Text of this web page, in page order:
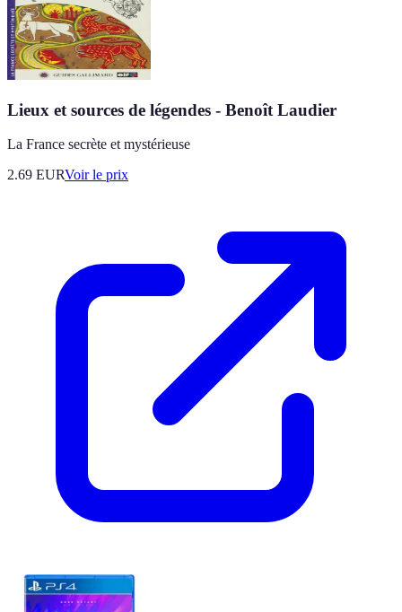
Lieux et sources de légendes - Benoît Laudier
La France secrète et mystérieuse
2.69 EURVoir le prix